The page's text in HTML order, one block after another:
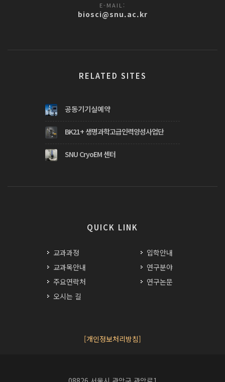
E-MAIL:
biosci@snu.ac.kr
RELATED SITES
공동기기실예약
BK21+ 생명과학고급인력양성사업단
SNU CryoEM 센터
QUICK LINK
교과과정
교과목안내
주요연락처
오시는 길
입학안내
연구분야
연구논문
[개인정보처리방침]